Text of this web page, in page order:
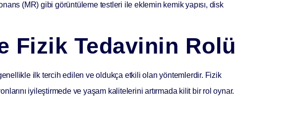
(MR) gibi görüntüleme testleri ile eklemin kemik yapısı, disk
Fizik Tedavinin Rolü
ilk tercih edilen ve oldukça etkili olan yöntemlerdir. Fizik
iyileştirmede ve yaşam kalitelerini artırmada kilit bir rol oynar.